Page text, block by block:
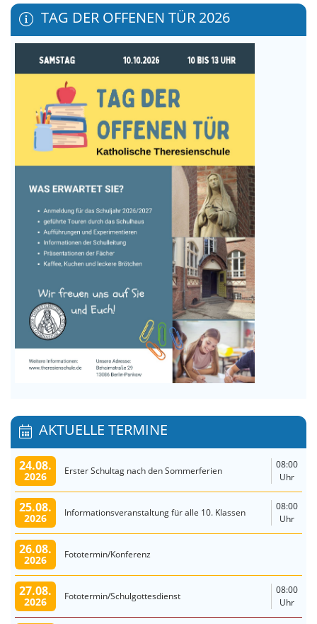
TAG DER OFFENEN TÜR 2026
AKTUELLE TERMINE
24.08.
2026 Erster Schultag nach den Sommerferien
08:00
Uhr
25.08.
2026 Informationsveranstaltung für alle 10. Klassen
08:00
Uhr
26.08.
2026 Fototermin/Konferenz
27.08.
2026 Fototermin/Schulgottesdienst
08:00
Uhr